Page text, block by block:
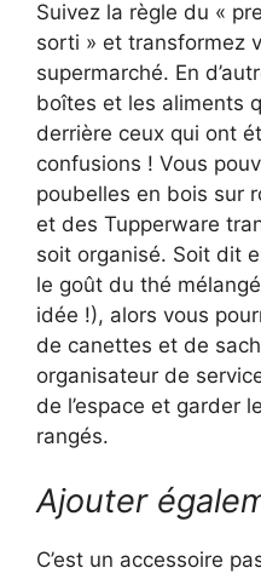
Suivez la règle du «
sorti » et transformez
supermarché. En
boîtes et les aliments
derrière ceux qui ont
confusions ! Vous
poubelles en bois sur
et des Tupperware
soit organisé. Soit dit
le goût du thé
idée !), alors vous
de canettes et de
organisateur de
de l’espace et garder
rangés.
Ajouter
C’est un accessoire